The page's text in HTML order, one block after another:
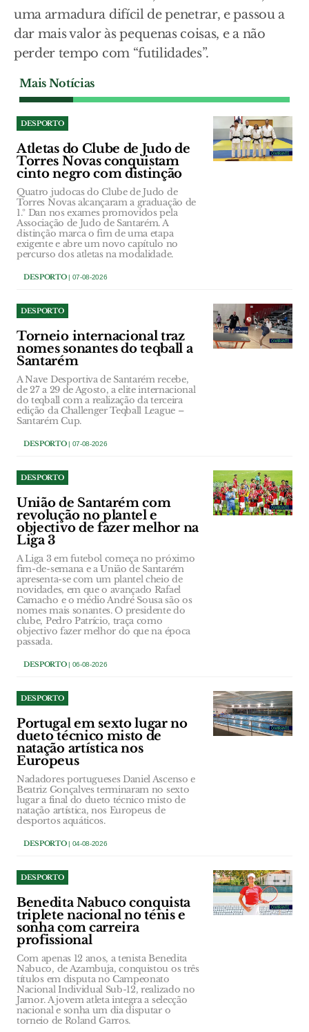
uma armadura difícil de penetrar, e passou a
dar mais valor às pequenas coisas, e a não
perder tempo com “futilidades”.
Mais Notícias
DESPORTO
Atletas do Clube de Judo de
Torres Novas conquistam
cinto negro com distinção
Quatro judocas do Clube de Judo de
Torres Novas alcançaram a graduação de
1.º Dan nos exames promovidos pela
Associação de Judo de Santarém. A
distinção marca o fim de uma etapa
exigente e abre um novo capítulo no
percurso dos atletas na modalidade.
DESPORTO| 07-08-2026
DESPORTO
Torneio internacional traz
nomes sonantes do teqball a
Santarém
A Nave Desportiva de Santarém recebe,
de 27 a 29 de Agosto, a elite internacional
do teqball com a realização da terceira
edição da Challenger Teqball League –
Santarém Cup.
DESPORTO| 07-08-2026
DESPORTO
União de Santarém com
revolução no plantel e
objectivo de fazer melhor na
Liga 3
A Liga 3 em futebol começa no próximo
fim-de-semana e a União de Santarém
apresenta-se com um plantel cheio de
novidades, em que o avançado Rafael
Camacho e o médio André Sousa são os
nomes mais sonantes. O presidente do
clube, Pedro Patrício, traça como
objectivo fazer melhor do que na época
passada.
DESPORTO| 06-08-2026
DESPORTO
Portugal em sexto lugar no
dueto técnico misto de
natação artística nos
Europeus
Nadadores portugueses Daniel Ascenso e
Beatriz Gonçalves terminaram no sexto
lugar a final do dueto técnico misto de
natação artística, nos Europeus de
desportos aquáticos.
DESPORTO| 04-08-2026
DESPORTO
Benedita Nabuco conquista
triplete nacional no ténis e
sonha com carreira
profissional
Com apenas 12 anos, a tenista Benedita
Nabuco, de Azambuja, conquistou os três
títulos em disputa no Campeonato
Nacional Individual Sub-12, realizado no
Jamor. A jovem atleta integra a selecção
nacional e sonha um dia disputar o
torneio de Roland Garros.